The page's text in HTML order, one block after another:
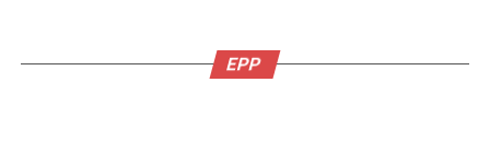
EPP